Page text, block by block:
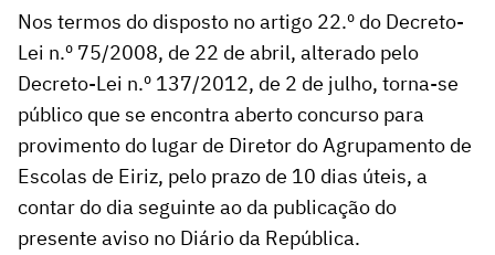
Nos termos do disposto no artigo 22.º do Decreto-
Lei n.º 75/2008, de 22 de abril, alterado pelo
Decreto-Lei n.º 137/2012, de 2 de julho, torna-se
público que se encontra aberto concurso para
provimento do lugar de Diretor do Agrupamento de
Escolas de Eiriz, pelo prazo de 10 dias úteis, a
contar do dia seguinte ao da publicação do
presente aviso no Diário da República.